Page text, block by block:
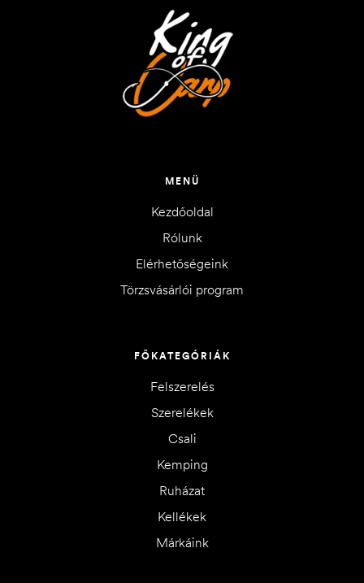
MENÜ
Kezdőoldal
Rólunk
Elérhetőségeink
Törzsvásárlói program
FŐKATEGÓRIÁK
Felszerelés
Szerelékek
Csali
Kemping
Ruházat
Kellékek
Márkáink